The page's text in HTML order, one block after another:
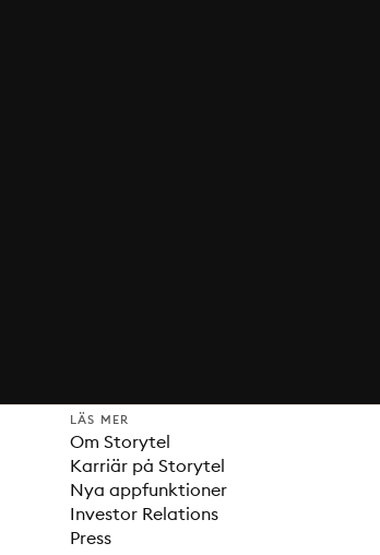
LÄS MER
Om Storytel
Karriär på Storytel
Nya appfunktioner
Investor Relations
Press